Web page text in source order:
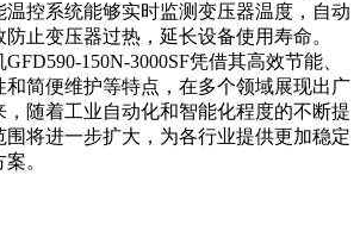
温控系统能够实时监测变压器温度，自动
止变压器过热，延长设备使用寿命。
150N-3000SF凭借其高效节能、
和简便维护等特点，在多个领域展现出广
随着工业自动化和智能化程度的不断提
将进一步扩大，为各行业提供更加稳定
。